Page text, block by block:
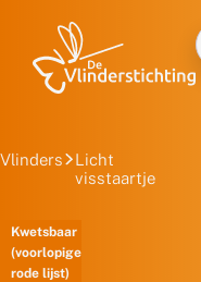
Vlinders
Licht
visstaartje
Kwetsbaar
(voorlopige
rode lijst)